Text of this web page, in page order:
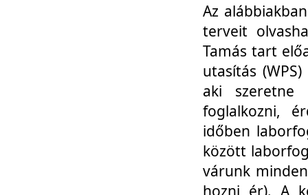
Az
terveit
Tamás tart
utasítás
aki szeretne
foglalkozni,
időben
között
várunk
hozni ér). A